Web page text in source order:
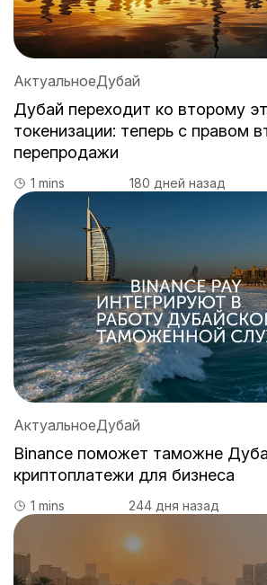
АктуальноеДубай
Дубай переходит ко второму
токенизации: теперь с правом
перепродажи
1 mins 180 дней назад
АктуальноеДубай
Binance поможет таможне
криптоплатежи для бизнеса
1 mins 244 дня назад